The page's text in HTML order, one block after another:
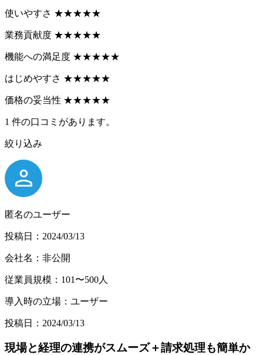
使いやすさ ★★★★★
業務貢献度 ★★★★★
機能への満足度 ★★★★★
はじめやすさ ★★★★★
価格の妥当性 ★★★★★
1 件の口コミがあります。
絞り込み
匿名のユーザー
投稿日：2024/03/13
会社名：非公開
従業員規模：101〜500人
導入時の立場：ユーザー
投稿日：2024/03/13
現場と経理の連携がスムーズ＋請求処理も簡単か